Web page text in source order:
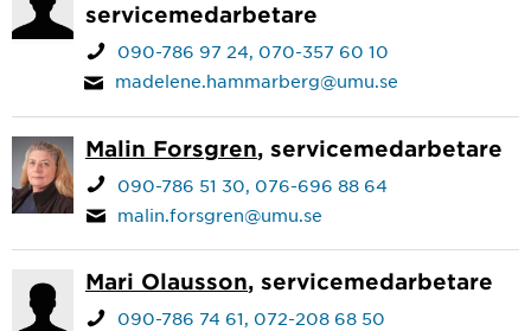
servicemedarbetare
090-786 97 24 070-357 60 10
madelene.hammarberg@umu.se
Malin Forsgren, servicemedarbetare
090-786 51 30 076-696 88 64
malin.forsgren@umu.se
Mari Olausson, servicemedarbetare
090-786 74 61
072-208 68 50